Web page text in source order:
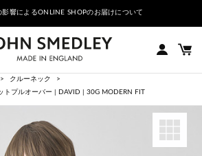
影響によるONLINE SHOPのお届けについて
クルーネック
トプルオーバー | DAVID | 30G MODERN FIT